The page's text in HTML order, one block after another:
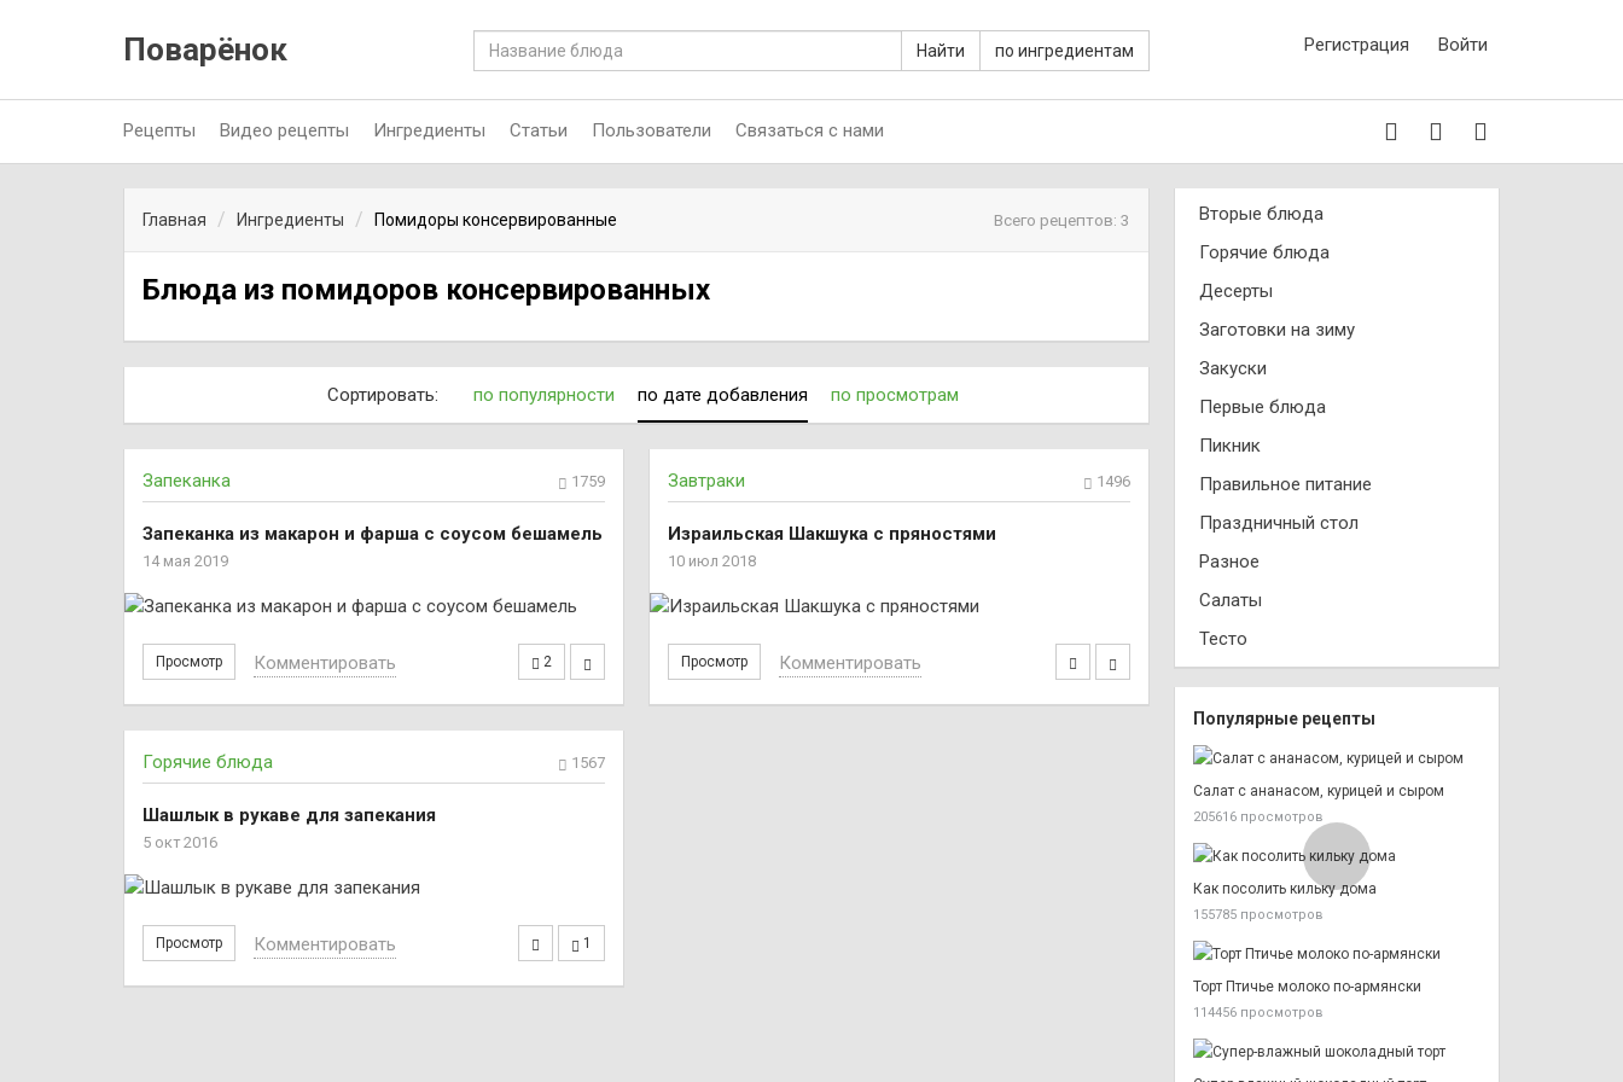
Поварёнок Найти по ингредиентам Регистрация Войти
Рецепты Видео рецепты Ингредиенты Статьи Пользователи Связаться с нами
Главная Ингредиенты Помидоры консервированные Всего рецептов: 3
Блюда из помидоров консервированных
Сортировать: по популярности по дате добавления по просмотрам
Запеканка 1759
Запеканка из макарон и фарша с соусом бешамель
14 мая 2019
Просмотр 2
Комментировать
Завтраки 1496
Израильская Шакшука с пряностями
10 июл 2018
Просмотр Комментировать
Горячие блюда 1567
Шашлык в рукаве для запекания
5 окт 2016
Просмотр 1
Комментировать
Вторые блюда
Горячие блюда
Десерты
Заготовки на зиму
Закуски
Первые блюда
Пикник
Правильное питание
Праздничный стол
Разное
Салаты
Тесто
Популярные рецепты
Салат с ананасом, курицей и сыром
205616 просмотров
Как посолить кильку дома
155785 просмотров
Торт Птичье молоко по-армянски
114456 просмотров